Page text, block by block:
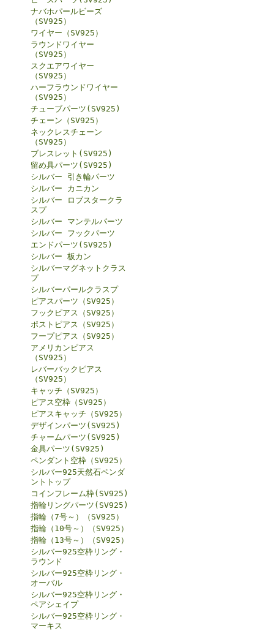
ナバホパールビーズ
（SV925）
ワイヤー（SV925）
ラウンドワイヤー
（SV925）
スクエアワイヤー
（SV925）
ハーフラウンドワイヤー
（SV925）
チューブパーツ(SV925)
チェーン（SV925）
ネックレスチェーン
（SV925）
ブレスレット(SV925)
留め具パーツ(SV925)
シルバー 引き輪パーツ
シルバー カニカン
シルバー ロブスタークラ
スプ
シルバー マンテルパーツ
シルバー フックパーツ
エンドパーツ(SV925)
シルバー 板カン
シルバーマグネットクラス
プ
シルバーパールクラスプ
ピアスパーツ（SV925）
フックピアス（SV925）
ポストピアス（SV925）
フープピアス（SV925）
アメリカンピアス
（SV925）
レバーバックピアス
（SV925）
キャッチ（SV925）
ピアス空枠（SV925）
ピアスキャッチ（SV925）
デザインパーツ(SV925)
チャームパーツ(SV925)
金具パーツ(SV925)
ペンダント空枠（SV925）
シルバー925天然石ペンダ
ントトップ
コインフレーム枠(SV925)
指輪リングパーツ(SV925)
指輪（7号～）（SV925）
指輪（10号～）（SV925）
指輪（13号～）（SV925）
シルバー925空枠リング・
ラウンド
シルバー925空枠リング・
オーバル
シルバー925空枠リング・
ペアシェイプ
シルバー925空枠リング・
マーキス